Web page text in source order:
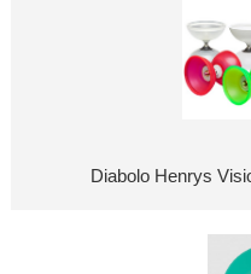
Diabolo Henrys